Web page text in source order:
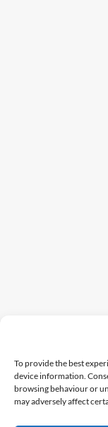
To provide the best
device information.
browsing behaviour or
may adversely affect